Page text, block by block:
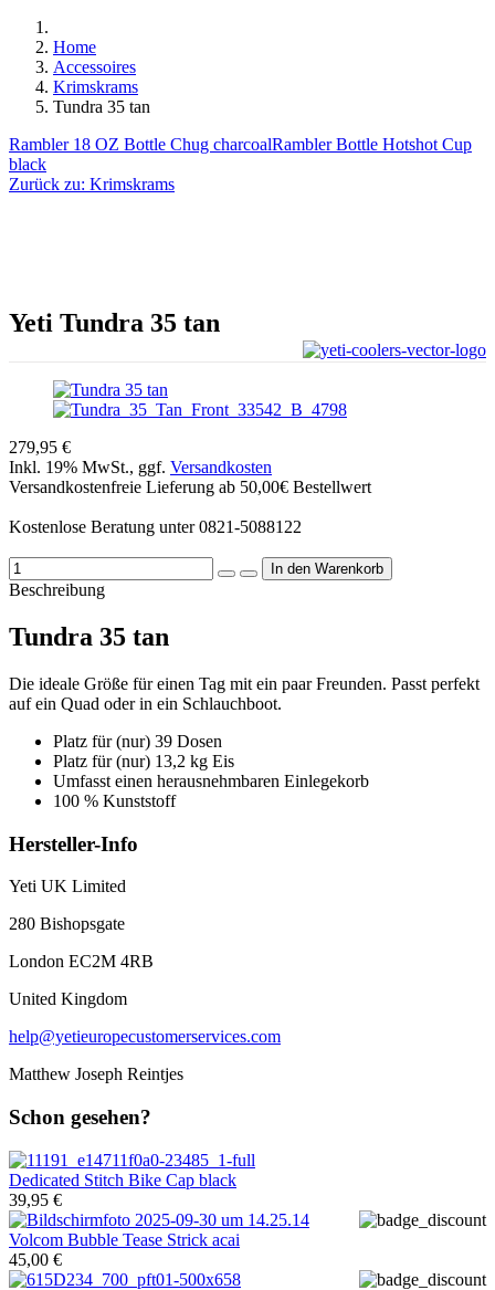
Home
Accessoires
Krimskrams
Tundra 35 tan
Rambler 18 OZ Bottle Chug charcoalRambler Bottle Hotshot Cup
black
Zurück zu: Krimskrams
Yeti Tundra 35 tan
279,95 €
Inkl. 19% MwSt., ggf. Versandkosten
Versandkostenfreie Lieferung ab 50,00€ Bestellwert
Kostenlose Beratung unter 0821-5088122
Beschreibung
Tundra 35 tan
Die ideale Größe für einen Tag mit ein paar Freunden. Passt perfekt
auf ein Quad oder in ein Schlauchboot.
Platz für (nur) 39 Dosen
Platz für (nur) 13,2 kg Eis
Umfasst einen herausnehmbaren Einlegekorb
100 % Kunststoff
Hersteller-Info
Yeti UK Limited
280 Bishopsgate
London EC2M 4RB
United Kingdom
help@yetieuropecustomerservices.com
Matthew Joseph Reintjes
Schon gesehen?
Dedicated Stitch Bike Cap black
39,95 €
Volcom Bubble Tease Strick acai
45,00 €